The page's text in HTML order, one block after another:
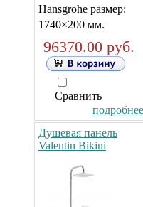
Hansgrohe размер:
1740×200 мм.
96370.00 руб.
Сравнить
Душевая панель
Valentin Bikini